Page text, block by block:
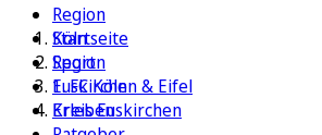
Region
Köln
Sport
1. FC Köln
Erleben
Startseite
Region
Euskirchen & Eifel
Kreis Euskirchen